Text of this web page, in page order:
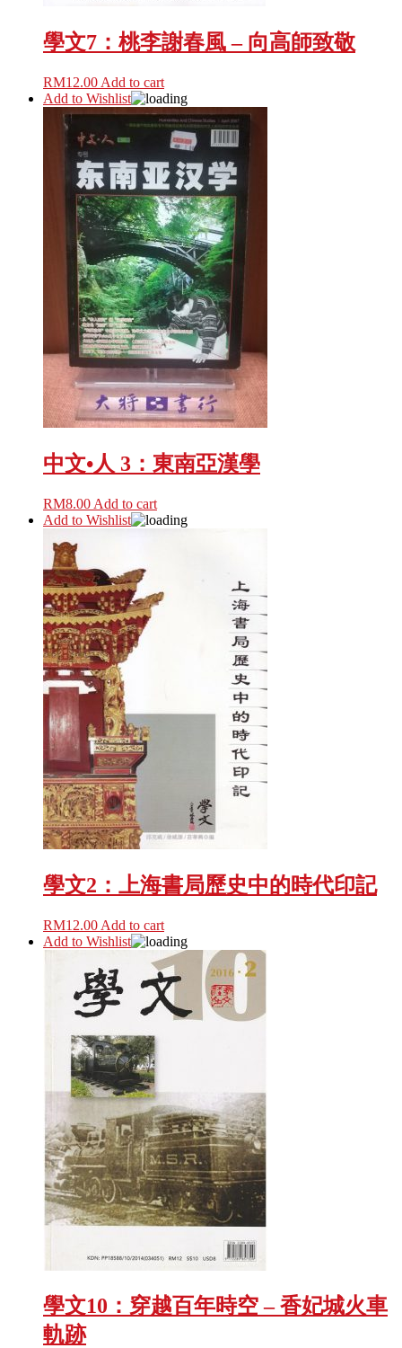
學文7：桃李謝春風 – 向高師致敬
RM12.00 Add to cart
Add to Wishlist
中文•人 3：東南亞漢學
RM8.00 Add to cart
Add to Wishlist
學文2：上海書局歷史中的時代印記
RM12.00 Add to cart
Add to Wishlist
學文10：穿越百年時空 – 香妃城火車
軌跡